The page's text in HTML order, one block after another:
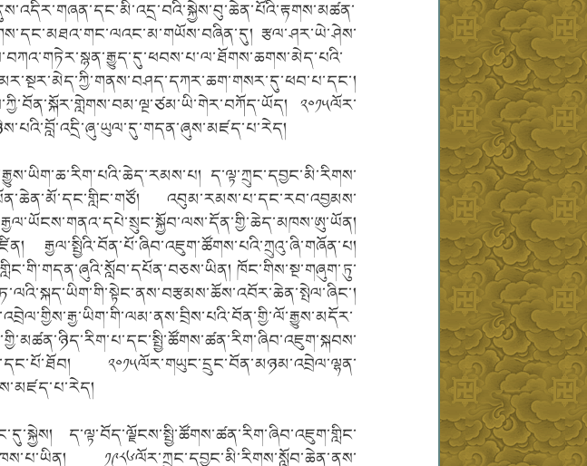
རྩལ་ཤར་ཡེ་ཤེས་
༢༠༡༥ལོར་
ད་ལྟ་ཀྲུང་དབྱང་མི་རིགས་
འབུམ་རམས་པ་དང་རབ་འབྱམས་
རྒྱལ་སྤྱིའི་བོན་པོ་ཞིབ་འཇུག་ཚོགས་པའི་ཀྲུའུ་ཞི་གཞོན་པ།
ཁོང་གིས་སྔ་གཞུག་ཏུ་
༢༠༡༥ལོར་གཡུང་དྲུང་བོན་མཉམ་འབྲེལ་ལྷན་
ད་ལྟ་བོད་ལྗོངས་སྤྱི་ཚོགས་ཚན་རིག་ཞིབ་འཇུག་གླིང་
༡༩༨༦ལོར་ཀྲུང་དབྱང་མི་རིགས་སློབ་ཆེན་ནས་